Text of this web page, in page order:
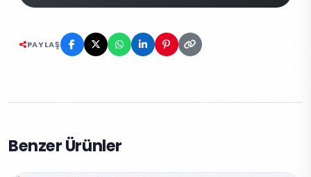
PAYLAŞ
Benzer Ürünler